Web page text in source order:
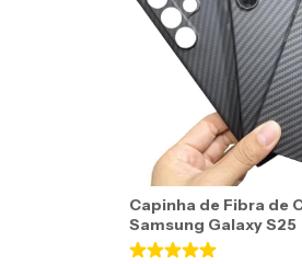
Capinha de Fibra de
Samsung Galaxy S25